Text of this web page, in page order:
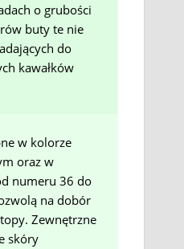
o grubości
buty te nie
do
kawałków
w kolorze
oraz w
numeru 36 do
na dobór
Zewnętrzne
skóry